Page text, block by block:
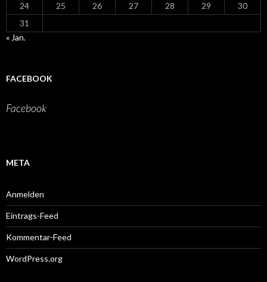
24
25 26 27 28 29
30
31
« Jan.
FACEBOOK
Facebook
META
Anmelden
Eintrags-Feed
Kommentar-Feed
WordPress.org